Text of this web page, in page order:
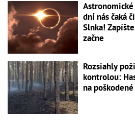
dní nás čaká
Slnka!
začne
Rozsiahly
kontrolou:
na